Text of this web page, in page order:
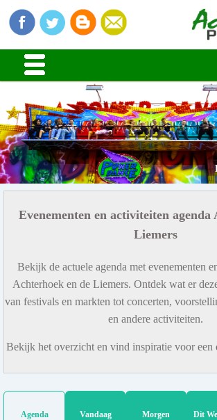
Evenementen en activiteiten agenda
Liemers
Bekijk de actuele agenda met evenementen
Achterhoek en de Liemers. Ontdek wat er
van festivals en markten tot concerten,
en andere activiteiten.
Bekijk het overzicht en vind inspiratie voor een
Agenda Vandaag Morgen Dit